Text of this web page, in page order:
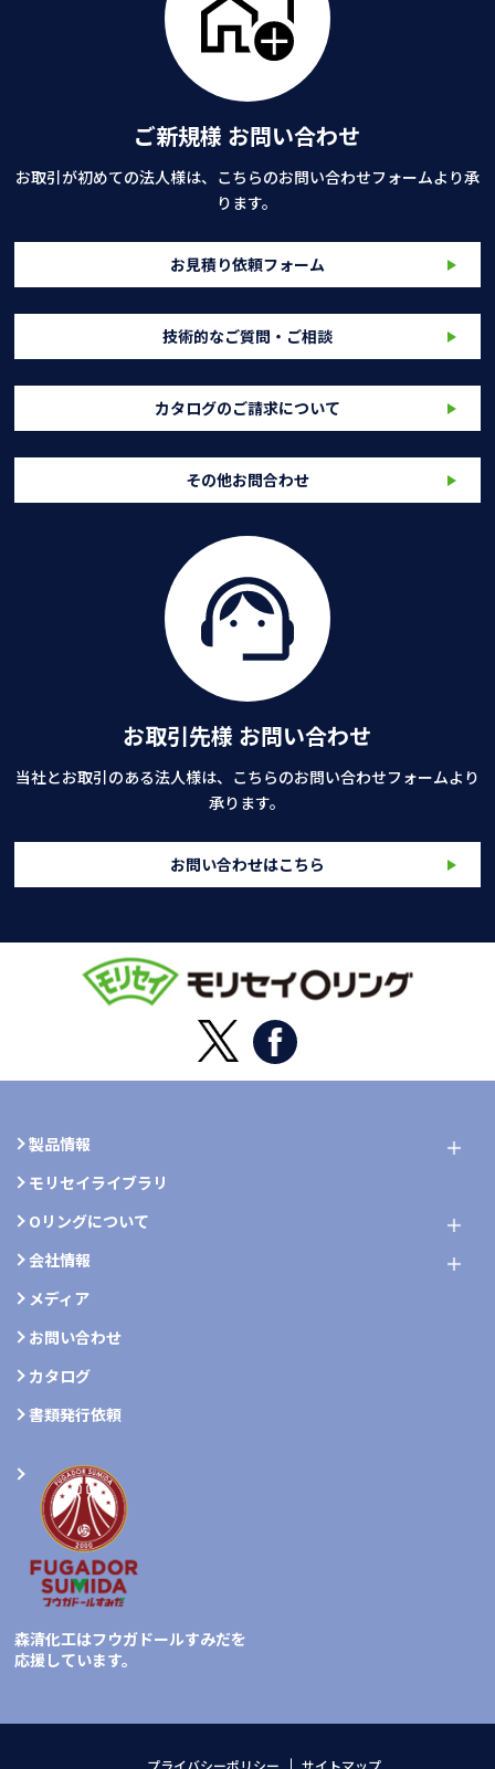
ご新規様 お問い合わせ
お取引が初めての法人様は、こちらのお問い合わせフォームより承
ります。
お見積り依頼フォーム
技術的なご質問・ご相談
カタログのご請求について
その他お問合わせ
お取引先様 お問い合わせ
当社とお取引のある法人様は、こちらのお問い合わせフォームより
承ります。
お問い合わせはこちら
製品情報
モリセイライブラリ
Oリングについて
会社情報
メディア
お問い合わせ
カタログ
書類発行依頼
森清化工はフウガドールすみだを
応援しています。
プライバシーポリシー サイトマップ